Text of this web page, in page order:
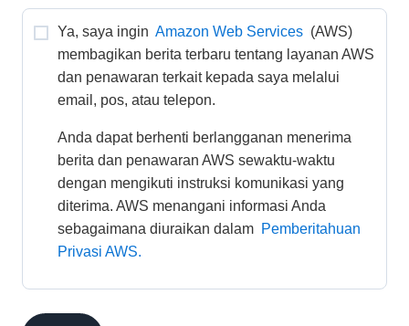
Ya, saya ingin Amazon Web Services (AWS)
membagikan berita terbaru tentang layanan AWS
dan penawaran terkait kepada saya melalui
email, pos, atau telepon.
Anda dapat berhenti berlangganan menerima
berita dan penawaran AWS sewaktu-waktu
dengan mengikuti instruksi komunikasi yang
diterima. AWS menangani informasi Anda
sebagaimana diuraikan dalam Pemberitahuan
Privasi AWS.